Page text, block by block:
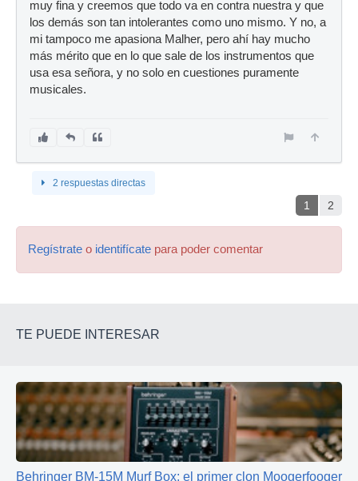
muy fina y creemos que todo va en contra nuestra y que
los demás son tan intolerantes como uno mismo. Y no, a
mi tampoco me apasiona Malher, pero ahí hay mucho
más mérito que en lo que sale de los instrumentos que
usa esa señora, y no solo en cuestiones puramente
musicales.
2 respuestas directas
1 2
Regístrate o identifícate para poder comentar
TE PUEDE INTERESAR
Behringer BM-15M Murf Box: el primer clon Moogerfooger